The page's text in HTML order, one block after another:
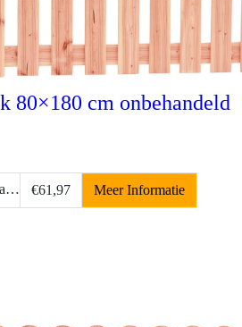
80×180 cm onbehandeld
€61,97 Meer Informatie